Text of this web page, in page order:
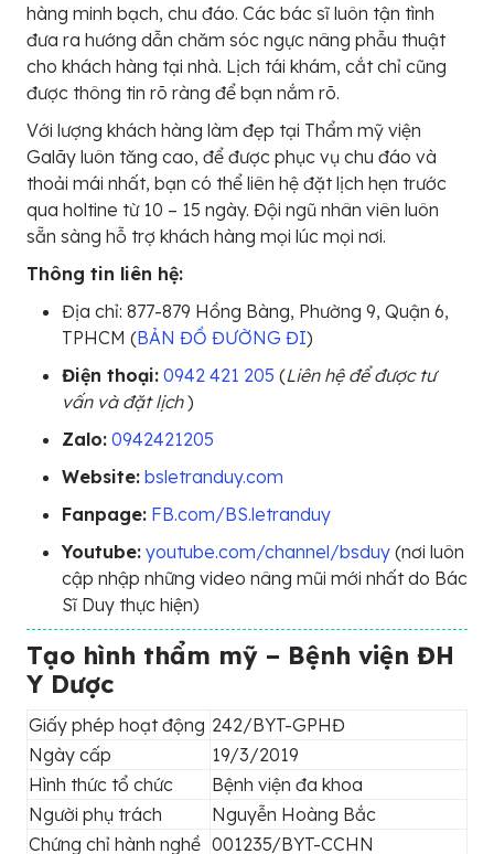
hàng minh bạch, chu đáo. Các bác sĩ luôn tận tình
đưa ra hướng dẫn chăm sóc ngực nâng phẫu thuật
cho khách hàng tại nhà. Lịch tái khám, cắt chỉ cũng
được thông tin rõ ràng để bạn nắm rõ.
Với lượng khách hàng làm đẹp tại Thẩm mỹ viện
Galãy luôn tăng cao, để được phục vụ chu đáo và
thoải mái nhất, bạn có thể liên hệ đặt lịch hẹn trước
qua holtine từ 10 – 15 ngày. Đội ngũ nhân viên luôn
sẵn sàng hỗ trợ khách hàng mọi lúc mọi nơi.
Thông tin liên hệ:
Địa chỉ: 877-879 Hồng Bàng, Phường 9, Quận 6,
TPHCM (BẢN ĐỒ ĐƯỜNG ĐI)
Điện thoại: 0942 421 205 (Liên hệ để được tư
vấn và đặt lịch)
Zalo: 0942421205
Website: bsletranduy.com
Fanpage: FB.com/BS.letranduy
Youtube: youtube.com/channel/bsduy (nơi luôn
cập nhập những video nâng mũi mới nhất do Bác
Sĩ Duy thực hiện)
Tạo hình thẩm mỹ – Bệnh viện ĐH
Y Dược
Giấy phép hoạt động 242/BYT-GPHĐ
Ngày cấp
19/3/2019
Hình thức tổ chức
Bệnh viện đa khoa
Người phụ trách
Nguyễn Hoàng Bắc
Chứng chỉ hành nghề 001235/BYT-CCHN